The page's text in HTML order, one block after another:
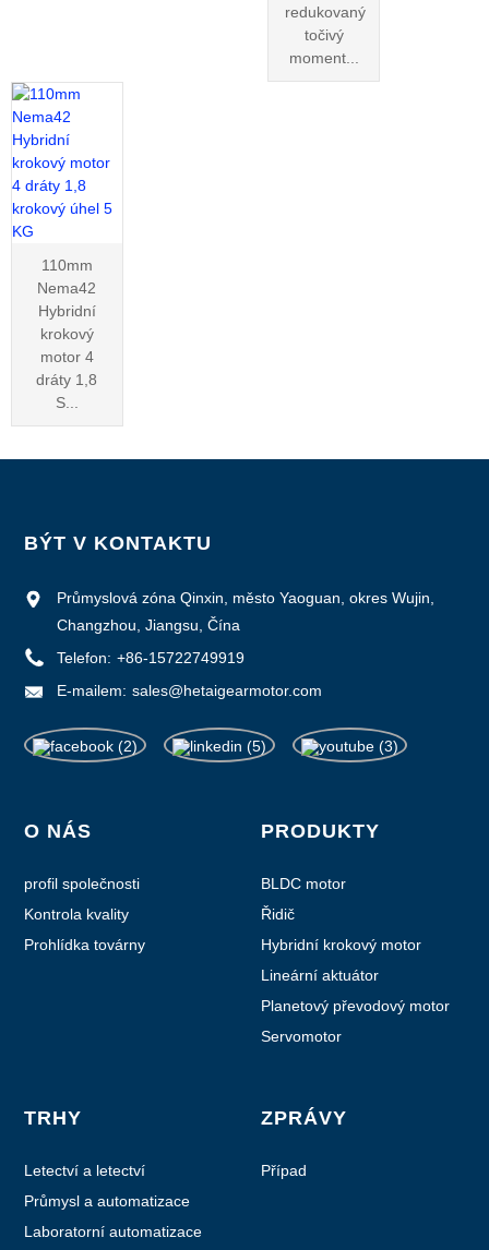
redukovaný
točivý
moment...
110mm
Nema42
Hybridní
krokový
motor 4
dráty 1,8
S...
BÝT V KONTAKTU
Průmyslová zóna Qinxin, město Yaoguan, okres Wujin,
Changzhou, Jiangsu, Čína
Telefon: +86-15722749919
E-mailem: sales@hetaigearmotor.com
O NÁS
profil společnosti
Kontrola kvality
Prohlídka továrny
PRODUKTY
BLDC motor
Řidič
Hybridní krokový motor
Lineární aktuátor
Planetový převodový motor
Servomotor
TRHY
Letectví a letectví
Průmysl a automatizace
Laboratorní automatizace
ZPRÁVY
Případ